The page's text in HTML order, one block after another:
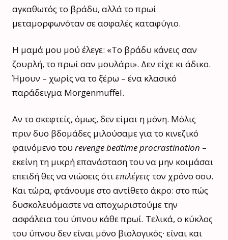
αγκαθωτός το βράδυ, αλλά το πρωί
μεταμορφωνόταν σε ασφαλές καταφύγιο.
Η μαμά μου μού έλεγε: «Το βράδυ κάνεις σαν
ζουρλή, το πρωί σαν μουλάρι». Δεν είχε κι άδικο.
Ήμουν – χωρίς να το ξέρω – ένα κλασικό
παράδειγμα Morgenmuffel.
Αν το σκεφτείς, όμως, δεν είμαι η μόνη. Μόλις
πριν δυο βδομάδες μιλούσαμε για το κινεζικό
φαινόμενο του revenge bedtime procrastination –
εκείνη τη μικρή επανάσταση του να μην κοιμάσαι
επειδή θες να νιώσεις ότιεπιλέγειςτον χρόνο σου.
Και τώρα, φτάνουμε στο αντίθετο άκρο: στο πώς
δυσκολευόμαστε να αποχωριστούμε την
ασφάλεια του ύπνου κάθε πρωί. Τελικά, ο κύκλος
του ύπνου δεν είναι μόνο βιολογικός· είναι και